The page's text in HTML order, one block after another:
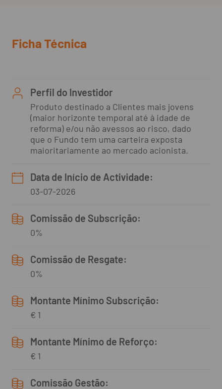
Ficha Técnica
Perfil do Investidor
Produto destinado a Clientes mais jovens
(maior horizonte temporal até à idade de
reforma) e/ou não avessos ao risco, dado
que o Fundo tem uma carteira exposta
maioritariamente ao mercado acionista.
Data de Início de Actividade:
03-07-2026
Comissão de Subscrição:
0%
Comissão de Resgate:
0%
Montante Mínimo Subscrição:
€ 1
Montante Mínimo de Reforço:
€ 1
Comissão Gestão: